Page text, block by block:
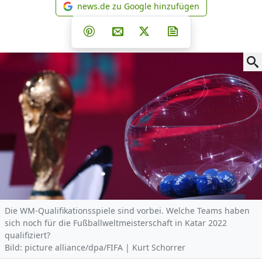
news.de zu Google
news.de zu Google hinzufügen
Teilen auf Facebook
Teilen auf Whatsapp
Teilen auf Telegram
Teilen auf Pinterest
Per E-Mail teilen
Post auf X
Die WM-Qualifikationsspiele sind vorbei. Welche Teams haben
sich noch für die Fußballweltmeisterschaft in Katar 2022
qualifiziert?
Bild: picture alliance/dpa/FIFA | Kurt Schorrer